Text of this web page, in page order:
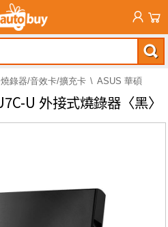
燒錄器/音效卡/擴充卡 ASUS 華碩
U 外接式燒錄器〈黑〉